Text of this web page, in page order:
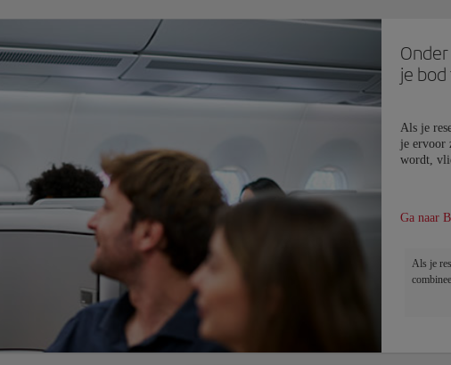
je
Als je
je ervoor
wordt,
Ga naar
Als je